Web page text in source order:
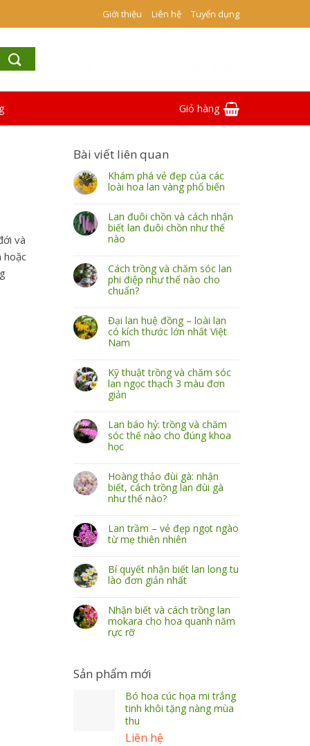
Giới thiệu Liên hệ Tuyển dụng
Giỏ hàng
và
hoặc
Bài viết liên quan
Khám phá vẻ đẹp của các
loài hoa lan vàng phổ biến
Lan đuôi chồn và cách nhận
biết lan đuôi chồn như thế
nào
Cách trồng và chăm sóc lan
phi điệp như thế nào cho
chuẩn?
Đại lan huệ đồng – loài lan
có kích thước lớn nhất Việt
Nam
Kỹ thuật trồng và chăm sóc
lan ngọc thạch 3 màu đơn
giản
Lan báo hỷ: trồng và chăm
sóc thế nào cho đúng khoa
học
Hoàng thảo đùi gà: nhận
biết, cách trồng lan đùi gà
như thế nào?
Lan trầm – vẻ đẹp ngọt ngào
từ mẹ thiên nhiên
Bí quyết nhận biết lan long tu
lào đơn giản nhất
Nhận biết và cách trồng lan
mokara cho hoa quanh năm
rực rỡ
Sản phẩm mới
Bó hoa cúc họa mi trắng
tinh khôi tặng nàng mùa
thu
Liên hệ